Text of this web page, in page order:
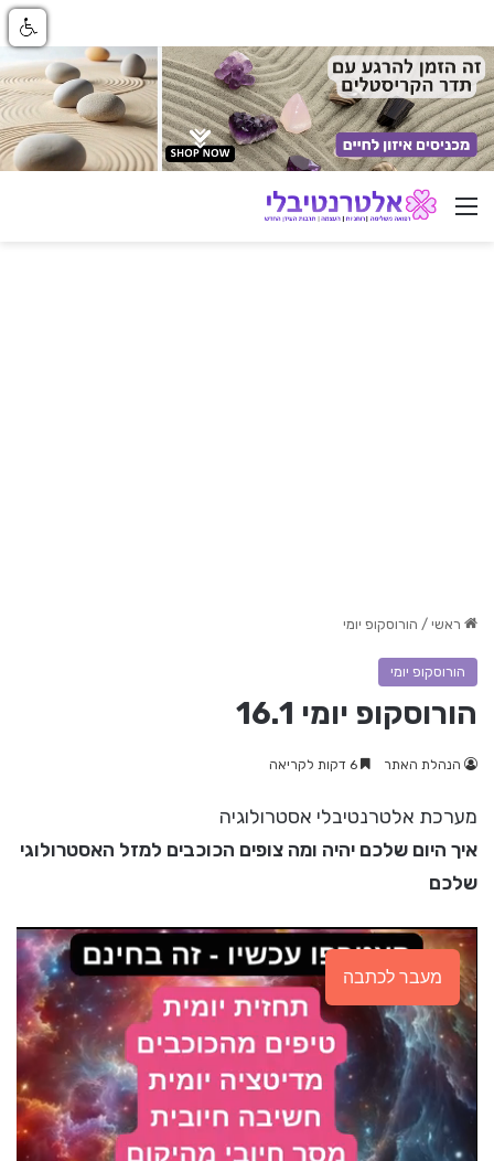
ניווט באתר
ראשי / הורוסקופ יומי
הורוסקופ יומי
הורוסקופ יומי 16.1
הנהלת האתר
מערכת אלטרנטיבלי אסטרולוגיה
איך היום שלכם יהיה ומה צופים הכוכבים למזל האסטרולוגי
שלכם
מעבר לכתבה